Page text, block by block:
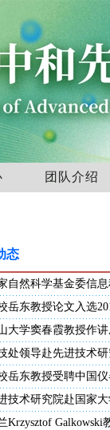
团队介绍
态
自然科学基金委信
岳东教授论文入选
大学窦春霞教授作
处领导赴先进技术
岳东教授受聘中国
技术研究院赴国家
Krzysztof Galkowski